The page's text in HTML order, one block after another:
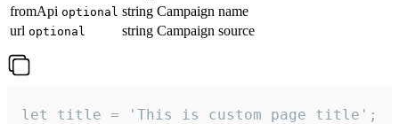
fromApi optional string Campaign name
url optional string Campaign source
let title = 'This is custom page title';